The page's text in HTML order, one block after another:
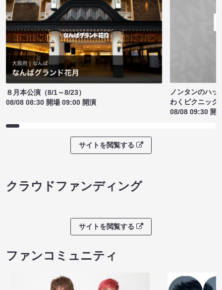
８月本公演（8/1～8/23）
08/08 08:30 開場 09:00 開演
ノンタンのハッ
わくピクニック
08/08 09:30 開
サイトを閲覧する
クラウドファンディング
サイトを閲覧する
ファンコミュニティ